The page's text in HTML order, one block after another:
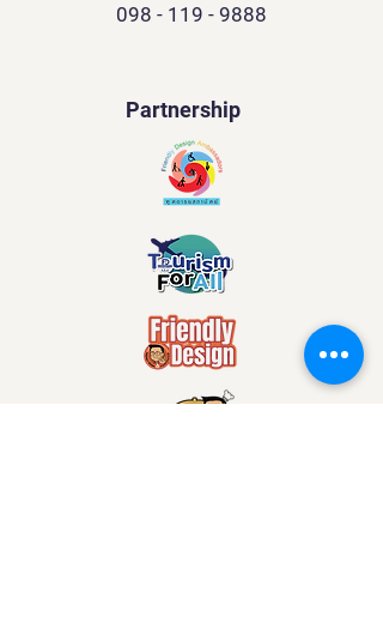
098 - 119 - 9888
Partnership